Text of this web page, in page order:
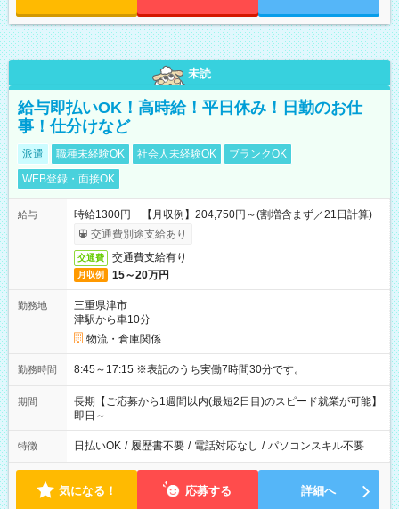
未読
給与即払いOK！高時給！平日休み！日勤のお仕
事！仕分けなど
派遣 職種未経験OK 社会人未経験OK
ブランクOK
WEB登録・面接OK
給与
時給1300円 【月収例】204,750円～(割増含まず／21日計算)
交通費別途支給あり
交通費 交通費支給有り
月収例 15～20万円
勤務地
三重県津市
津駅から車10分
物流・倉庫関係
勤務時間 8:45～17:15 ※表記のうち実働7時間30分です。
期間
長期【ご応募から1週間以内(最短2日目)のスピード就業が可能】
即日～
特徴 日払いOK / 履歴書不要 / 電話対応なし / パソコンスキル不要
気になる！ 応募する 詳細へ